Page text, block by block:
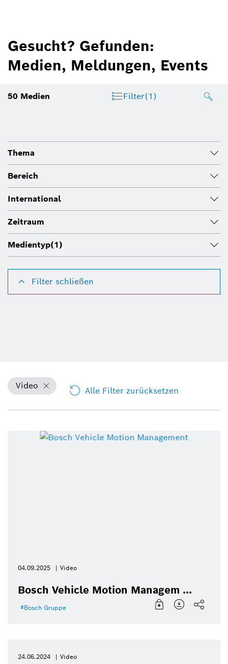
Gesucht? Gefunden:
Medien, Meldungen, Events
50 Medien Filter(1)
Thema
Bereich
International
Zeitraum
Medientyp(1)
Filter schließen
Video Alle Filter zurücksetzen
04.09.2025 Video
Bosch Vehicle Motion Managem ...
Bosch Gruppe
24.06.2024 Video